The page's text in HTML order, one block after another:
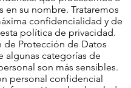
en su nombre. Trataremos
confidencialidad y de
política de privacidad.
de Protección de Datos
algunas categorías de
son más sensibles.
personal confidencial